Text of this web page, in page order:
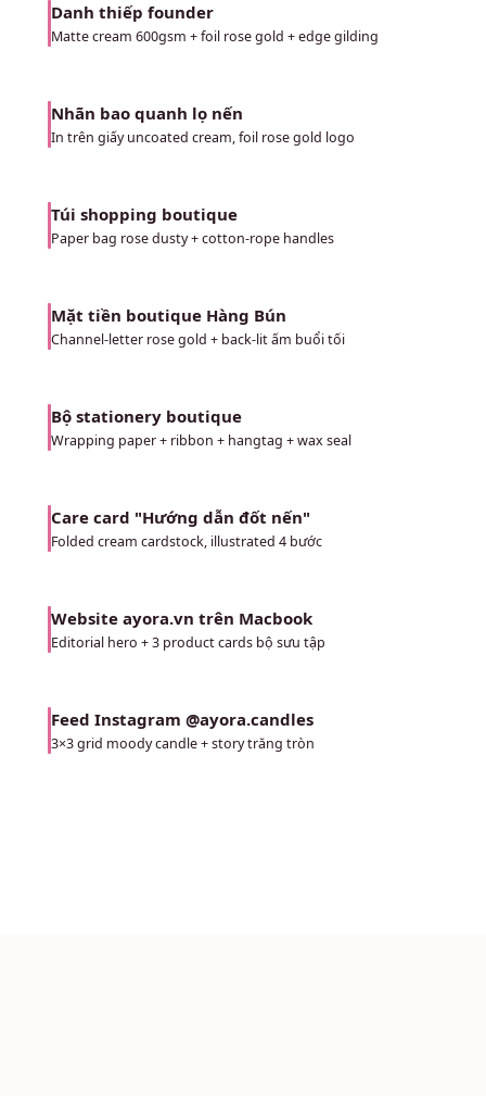
03
Danh thiếp founder
Matte cream 600gsm + foil rose gold + edge gilding
04
Nhãn bao quanh lọ nến
In trên giấy uncoated cream, foil rose gold logo
05
Túi shopping boutique
Paper bag rose dusty + cotton-rope handles
06
Mặt tiền boutique Hàng Bún
Channel-letter rose gold + back-lit ấm buổi tối
07
Bộ stationery boutique
Wrapping paper + ribbon + hangtag + wax seal
08
Care card "Hướng dẫn đốt nến"
Folded cream cardstock, illustrated 4 bước
09
Website ayora.vn trên Macbook
Editorial hero + 3 product cards bộ sưu tập
10
Feed Instagram @ayora.candles
3×3 grid moody candle + story trăng tròn